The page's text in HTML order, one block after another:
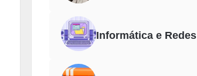
Informática e Redes